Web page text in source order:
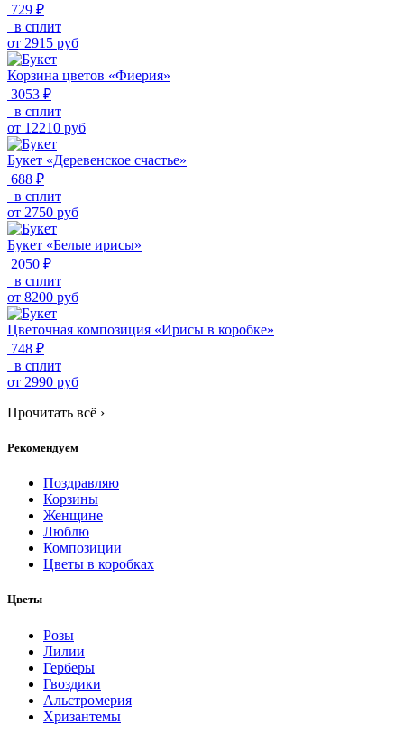
729 ₽
в сплит
от 2915 руб
Корзина цветов «Фиерия»
3053 ₽
в сплит
от 12210 руб
Букет «Деревенское счастье»
688 ₽
в сплит
от 2750 руб
Букет «Белые ирисы»
2050 ₽
в сплит
от 8200 руб
Цветочная композиция «Ирисы в коробке»
748 ₽
в сплит
от 2990 руб
Прочитать всё ›
Рекомендуем
Поздравляю
Корзины
Женщине
Люблю
Композиции
Цветы в коробках
Цветы
Розы
Лилии
Герберы
Гвоздики
Альстромерия
Хризантемы